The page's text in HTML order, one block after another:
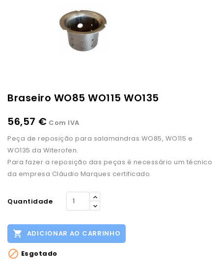
Braseiro WO85 WO115 WO135
56,57 € Com IVA
Peça de reposição para salamandras WO85, WO115 e
WO135 da Witerofen.
Para fazer a reposição das peças é necessário um técnico
da empresa Cláudio Marques certificado.
Quantidade
 ADICIONAR AO CARRINHO
 Esgotado